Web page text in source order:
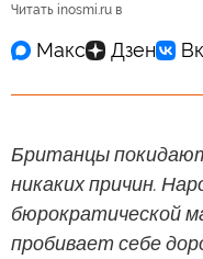
Читать inosmi.ru в
Британцы
никаких причин.
бюрократической
пробивает себе